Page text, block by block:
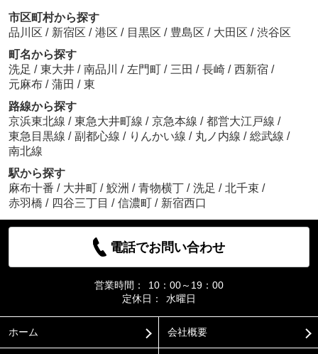
市区町村から探す
品川区 / 新宿区 / 港区 / 目黒区 / 豊島区 / 大田区 / 渋谷区
町名から探す
洗足 / 東大井 / 南品川 / 左門町 / 三田 / 長崎 / 西新宿 /
元麻布 / 蒲田 / 東
路線から探す
京浜東北線 / 東急大井町線 / 京急本線 / 都営大江戸線 /
東急目黒線 / 副都心線 / りんかい線 / 丸ノ内線 / 総武線 /
南北線
駅から探す
麻布十番 / 大井町 / 鮫洲 / 青物横丁 / 洗足 / 北千束 /
赤羽橋 / 四谷三丁目 / 信濃町 / 新宿西口
電話でお問い合わせ
営業時間：
10：00～19：00
定休日：
水曜日
ホーム 会社概要